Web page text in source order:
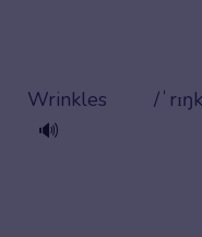
Wrinkles
🔊
/